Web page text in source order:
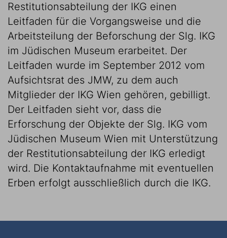
Restitutionsabteilung der IKG einen
Leitfaden für die Vorgangsweise und die
Arbeitsteilung der Beforschung der Slg. IKG
im Jüdischen Museum erarbeitet. Der
Leitfaden wurde im September 2012 vom
Aufsichtsrat des JMW, zu dem auch
Mitglieder der IKG Wien gehören, gebilligt.
Der Leitfaden sieht vor, dass die
Erforschung der Objekte der Slg. IKG vom
Jüdischen Museum Wien mit Unterstützung
der Restitutionsabteilung der IKG erledigt
wird. Die Kontaktaufnahme mit eventuellen
Erben erfolgt ausschließlich durch die IKG.